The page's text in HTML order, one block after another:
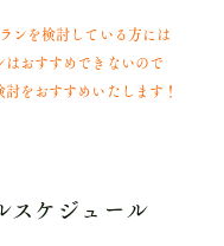
ンを検討している方には
はおすすめできないので
をおすすめいたします！
スケジュール